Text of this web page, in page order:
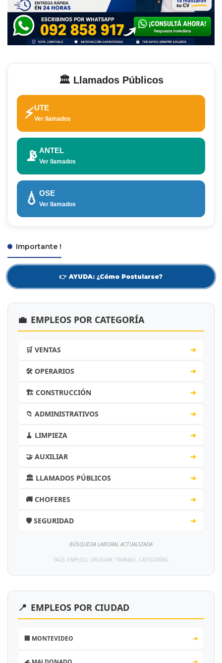
🏛️ Llamados Públicos
⚡UTE
Ver llamados
📡 ANTEL
Ver llamados
💧 OSE
Ver llamados
Importante !
👉 AYUDA: ¿Cómo Postularse?
💼 EMPLEOS POR CATEGORÍA
🛒 VENTAS ➔
🛠️ OPERARIOS ➔
🏗️ CONSTRUCCIÓN ➔
📁 ADMINISTRATIVOS ➔
🧹 LIMPIEZA ➔
🤝 AUXILIAR ➔
🏛️ LLAMADOS PÚBLICOS ➔
🚚 CHOFERES ➔
🛡️ SEGURIDAD ➔
BÚSQUEDA LABORAL ACTUALIZADA
TAGS: EMPLEO, URUGUAY, TRABAJO, CATEGORÍAS.
📍 EMPLEOS POR CIUDAD
🏢 MONTEVIDEO ➔